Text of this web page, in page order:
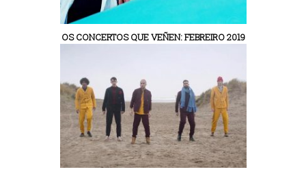
OS CONCERTOS QUE VEÑEN: FEBREIRO 2019